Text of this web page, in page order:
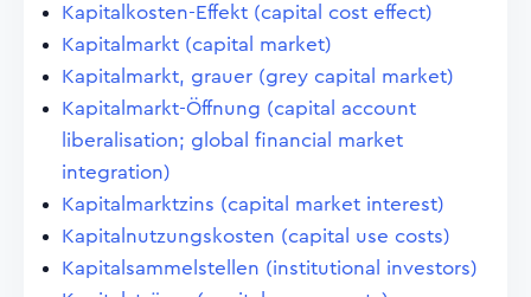
Kapitalkosten-Effekt (capital cost effect)
Kapitalmarkt (capital market)
Kapitalmarkt, grauer (grey capital market)
Kapitalmarkt-Öffnung (capital account
liberalisation; global financial market
integration)
Kapitalmarktzins (capital market interest)
Kapitalnutzungskosten (capital use costs)
Kapitalsammelstellen (institutional investors)